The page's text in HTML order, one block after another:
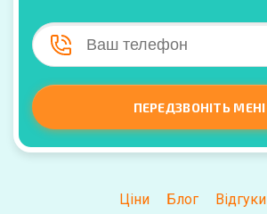
ПЕРЕДЗВОНІТЬ МЕНІ
Ціни Блог Відгуки